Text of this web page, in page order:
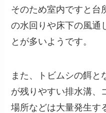
そのため室内ですと台
の水回りや床下の風通
とが多いようです。
また、トビムシの餌と
が残りやすい排水溝、
場所などは大量発生